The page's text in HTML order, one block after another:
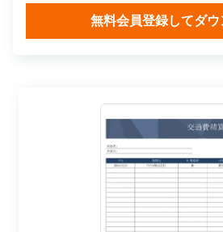
無料会員登録してダウ